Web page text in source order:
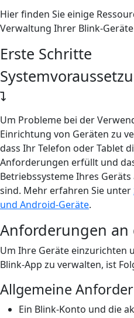
Hier finden Sie einige
Verwaltung Ihrer Blink-
Erste Schritte
Um Probleme bei der
Einrichtung von Geräten zu
dass Ihr Telefon oder Tablet
Anforderungen erfüllt und
Betriebssysteme Ihres
sind. Mehr erfahren Sie unter
und Android-Geräte.
Anforderungen an
Um Ihre Geräte einzurichten
Blink-App zu verwalten, ist
Allgemeine
Ein Blink-Konto und die